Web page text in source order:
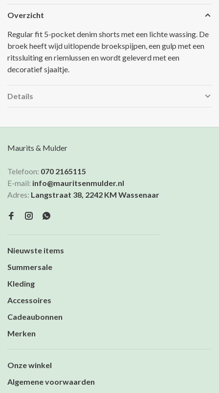
Overzicht
Regular fit 5-pocket denim shorts met een lichte wassing. De
broek heeft wijd uitlopende broekspijpen, een gulp met een
ritssluiting en riemlussen en wordt geleverd met een
decoratief sjaaltje.
Details
Maurits & Mulder
Telefoon: 070 2165115
E-mail: info@mauritsenmulder.nl
Adres: Langstraat 38, 2242 KM Wassenaar
Nieuwste items
Summersale
Kleding
Accessoires
Cadeaubonnen
Merken
Onze winkel
Algemene voorwaarden